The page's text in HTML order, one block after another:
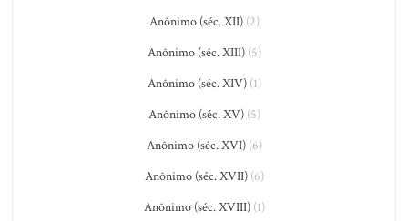
Anônimo (séc. XII)(2)
Anônimo (séc. XIII)(5)
Anônimo (séc. XIV)(1)
Anônimo (séc. XV)(5)
Anônimo (séc. XVI)(6)
Anônimo (séc. XVII)(6)
Anônimo (séc. XVIII)(1)